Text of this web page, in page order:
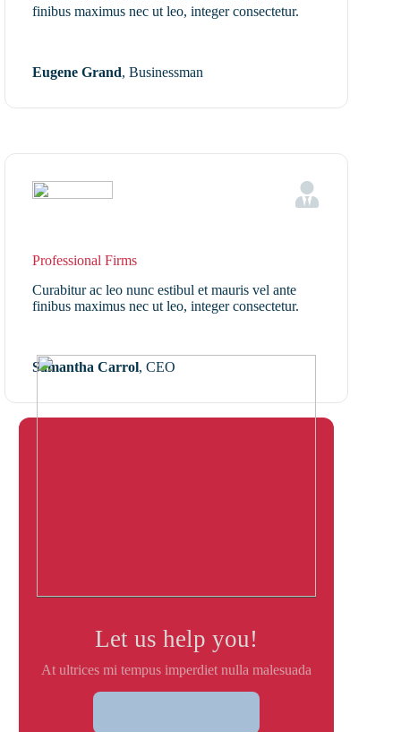
finibus maximus nec ut leo, integer consectetur.
Eugene Grand, Businessman
Professional Firms
Curabitur ac leo nunc estibul et mauris vel ante
finibus maximus nec ut leo, integer consectetur.
Samantha Carrol, CEO
Let us help you!
At ultrices mi tempus imperdiet nulla malesuada